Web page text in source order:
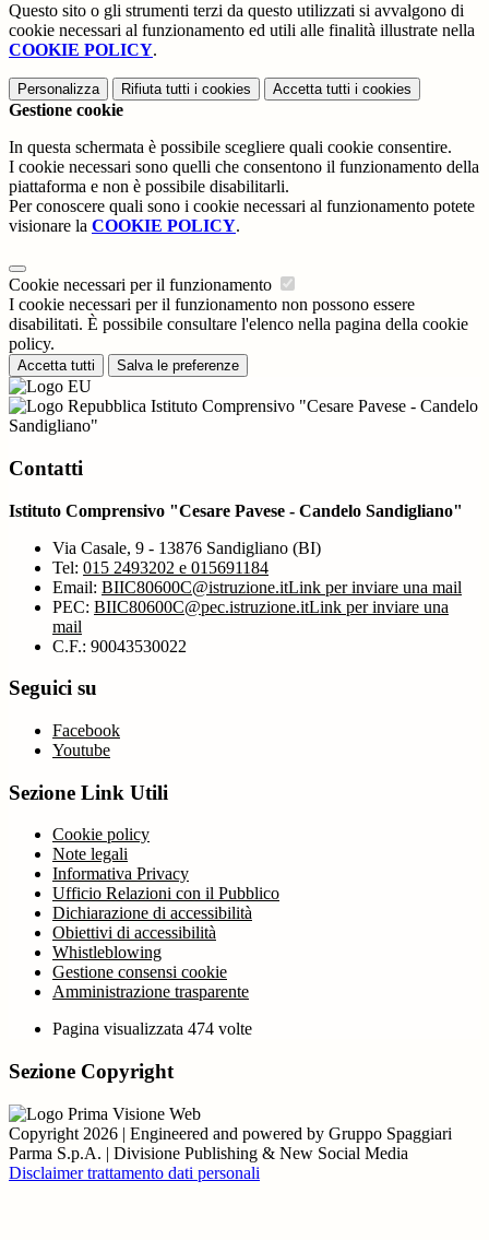
Questo sito o gli strumenti terzi da questo utilizzati si avvalgono di
cookie necessari al funzionamento ed utili alle finalità illustrate nella
COOKIE POLICY.
Personalizza Rifiuta tutti i cookies Accetta tutti i cookies
Gestione cookie
In questa schermata è possibile scegliere quali cookie consentire.
I cookie necessari sono quelli che consentono il funzionamento della
piattaforma e non è possibile disabilitarli.
Per conoscere quali sono i cookie necessari al funzionamento potete
visionare la COOKIE POLICY.
Cookie necessari per il funzionamento
I cookie necessari per il funzionamento non possono essere
disabilitati. È possibile consultare l'elenco nella pagina della cookie
policy.
Accetta tutti Salva le preferenze
Istituto Comprensivo "Cesare Pavese - Candelo
Sandigliano"
Contatti
Istituto Comprensivo "Cesare Pavese - Candelo Sandigliano"
Via Casale, 9 - 13876 Sandigliano (BI)
Tel: 015 2493202 e 015691184
Email: BIIC80600C@istruzione.itLink per inviare una mail
PEC: BIIC80600C@pec.istruzione.itLink per inviare una
mail
C.F.: 90043530022
Seguici su
Facebook
Youtube
Sezione Link Utili
Cookie policy
Note legali
Informativa Privacy
Ufficio Relazioni con il Pubblico
Dichiarazione di accessibilità
Obiettivi di accessibilità
Whistleblowing
Gestione consensi cookie
Amministrazione trasparente
Pagina visualizzata 474 volte
Sezione Copyright
Copyright 2026 | Engineered and powered by Gruppo Spaggiari
Parma S.p.A. | Divisione Publishing & New Social Media
Disclaimer trattamento dati personali